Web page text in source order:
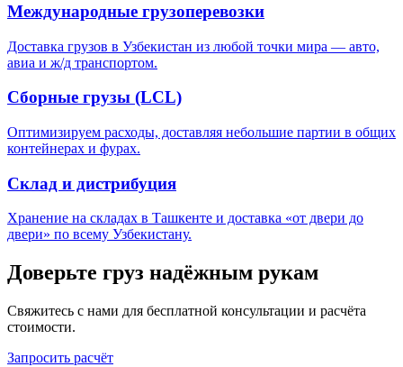
Международные грузоперевозки
Доставка грузов в Узбекистан из любой точки мира — авто,
авиа и ж/д транспортом.
Сборные грузы (LCL)
Оптимизируем расходы, доставляя небольшие партии в общих
контейнерах и фурах.
Склад и дистрибуция
Хранение на складах в Ташкенте и доставка «от двери до
двери» по всему Узбекистану.
Доверьте груз надёжным рукам
Свяжитесь с нами для бесплатной консультации и расчёта
стоимости.
Запросить расчёт